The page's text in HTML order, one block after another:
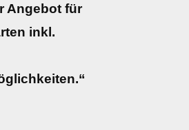
Angebot für
inkl.